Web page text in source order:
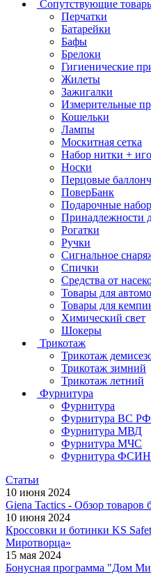
Сопутствующие
Перчатки
Батарейки
Бафы
Брелоки
Гигиенические
Жилеты
Зажигалки
Измерительные
Кошельки
Лампы
Москитная сетка
Набор нитки +
Носки
Перцовые
ПоверБанк
Подарочные
Принадлежности
Рогатки
Ручки
Сигнальное
Спички
Средства от
Товары для
Товары для
Химический свет
Шокеры
Трикотаж
Трикотаж
Трикотаж зимний
Трикотаж летний
Фурнитура
Фурнитура
Фурнитура ВС РФ
Фурнитура МВД
Фурнитура МЧС
Фурнитура ФСИН
Статьи
10 июня 2024
Giena Tactics - Обзор товаров
10 июня 2024
Кроссовки и ботинки KS
Миротворца»
15 мая 2024
Бонусная программа "Дом